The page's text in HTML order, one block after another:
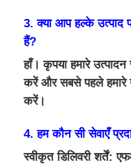
3. क्या आप हल्के उत्पाद
हैं?
हाँ। कृपया हमारे
करें और सबसे पहले हमारे
करें।
4. हम कौन सी सेवाएँ
स्वीकृत डिलिवरी शर्तें: